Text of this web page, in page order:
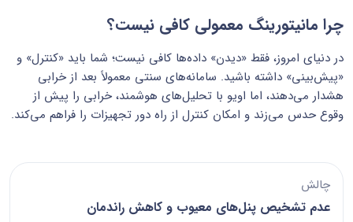
چرا مانیتورینگ معمولی کافی نیست؟
در دنیای امروز، فقط «دیدن» داده‌ها کافی نیست؛ شما باید «کنترل» و
«پیش‌بینی» داشته باشید. سامانه‌های سنتی معمولاً بعد از خرابی
هشدار می‌دهند، اما اویو با تحلیل‌های هوشمند، خرابی را پیش از
وقوع حدس می‌زند و امکان کنترل از راه دور تجهیزات را فراهم می‌کند.
چالش
عدم تشخیص پنل‌های معیوب و کاهش راندمان